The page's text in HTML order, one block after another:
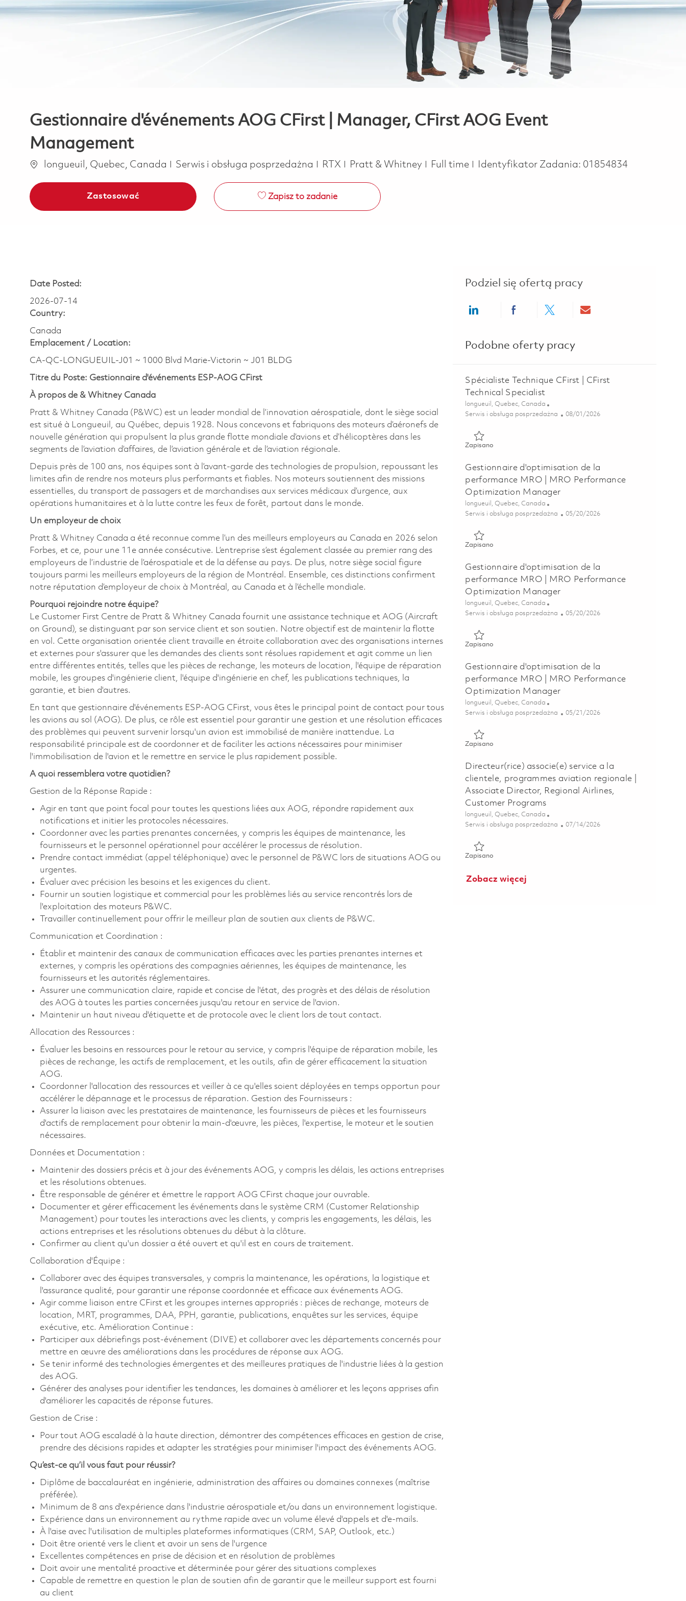
Gestionnaire d'événements AOG CFirst | Manager, CFirst AOG Event
Management
Lokalizacja
longueuil, Quebec, Canada Kategoria
Serwis i obsługa posprzedażna RTX Pratt & Whitney Job Type
Full time Identyfikator Zadania: 01854834
Zastosować Zapisz to zadanie
Date Posted:
2026-07-14
Country:
Canada
Emplacement / Location:
CA-QC-LONGUEUIL-J01 ~ 1000 Blvd Marie-Victorin ~ J01 BLDG
Titre du Poste: Gestionnaire d'événements ESP-AOG CFirst
À propos de & Whitney Canada
Pratt & Whitney Canada (P&WC) est un leader mondial de l’innovation aérospatiale, dont le siège social
est situé à Longueuil, au Québec, depuis 1928. Nous concevons et fabriquons des moteurs d’aéronefs de
nouvelle génération qui propulsent la plus grande flotte mondiale d’avions et d’hélicoptères dans les
segments de l’aviation d’affaires, de l’aviation générale et de l’aviation régionale.
Depuis près de 100 ans, nos équipes sont à l’avant-garde des technologies de propulsion, repoussant les
limites afin de rendre nos moteurs plus performants et fiables. Nos moteurs soutiennent des missions
essentielles, du transport de passagers et de marchandises aux services médicaux d’urgence, aux
opérations humanitaires et à la lutte contre les feux de forêt, partout dans le monde.
Un employeur de choix
Pratt & Whitney Canada a été reconnue comme l’un des meilleurs employeurs au Canada en 2026 selon
Forbes, et ce, pour une 11e année consécutive. L’entreprise s’est également classée au premier rang des
employeurs de l’industrie de l’aérospatiale et de la défense au pays. De plus, notre siège social figure
toujours parmi les meilleurs employeurs de la région de Montréal. Ensemble, ces distinctions confirment
notre réputation d’employeur de choix à Montréal, au Canada et à l’échelle mondiale.
Pourquoi rejoindre notre équipe?
Le Customer First Centre de Pratt & Whitney Canada fournit une assistance technique et AOG (Aircraft
on Ground), se distinguant par son service client et son soutien. Notre objectif est de maintenir la flotte
en vol. Cette organisation orientée client travaille en étroite collaboration avec des organisations internes
et externes pour s'assurer que les demandes des clients sont résolues rapidement et agit comme un lien
entre différentes entités, telles que les pièces de rechange, les moteurs de location, l'équipe de réparation
mobile, les groupes d'ingénierie client, l'équipe d'ingénierie en chef, les publications techniques, la
garantie, et bien d'autres.
En tant que gestionnaire d'événements ESP-AOG CFirst, vous êtes le principal point de contact pour tous
les avions au sol (AOG). De plus, ce rôle est essentiel pour garantir une gestion et une résolution efficaces
des problèmes qui peuvent survenir lorsqu'un avion est immobilisé de manière inattendue. La
responsabilité principale est de coordonner et de faciliter les actions nécessaires pour minimiser
l'immobilisation de l'avion et le remettre en service le plus rapidement possible.
A quoi ressemblera votre quotidien?
Gestion de la Réponse Rapide :
Agir en tant que point focal pour toutes les questions liées aux AOG, répondre rapidement aux
notifications et initier les protocoles nécessaires.
Coordonner avec les parties prenantes concernées, y compris les équipes de maintenance, les
fournisseurs et le personnel opérationnel pour accélérer le processus de résolution.
Prendre contact immédiat (appel téléphonique) avec le personnel de P&WC lors de situations AOG ou
urgentes.
Évaluer avec précision les besoins et les exigences du client.
Fournir un soutien logistique et commercial pour les problèmes liés au service rencontrés lors de
l'exploitation des moteurs P&WC.
Travailler continuellement pour offrir le meilleur plan de soutien aux clients de P&WC.
Communication et Coordination :
Établir et maintenir des canaux de communication efficaces avec les parties prenantes internes et
externes, y compris les opérations des compagnies aériennes, les équipes de maintenance, les
fournisseurs et les autorités réglementaires.
Assurer une communication claire, rapide et concise de l'état, des progrès et des délais de résolution
des AOG à toutes les parties concernées jusqu'au retour en service de l'avion.
Maintenir un haut niveau d'étiquette et de protocole avec le client lors de tout contact.
Allocation des Ressources :
Évaluer les besoins en ressources pour le retour au service, y compris l'équipe de réparation mobile, les
pièces de rechange, les actifs de remplacement, et les outils, afin de gérer efficacement la situation
AOG.
Coordonner l'allocation des ressources et veiller à ce qu'elles soient déployées en temps opportun pour
accélérer le dépannage et le processus de réparation. Gestion des Fournisseurs :
Assurer la liaison avec les prestataires de maintenance, les fournisseurs de pièces et les fournisseurs
d'actifs de remplacement pour obtenir la main-d'œuvre, les pièces, l'expertise, le moteur et le soutien
nécessaires.
Données et Documentation :
Maintenir des dossiers précis et à jour des événements AOG, y compris les délais, les actions entreprises
et les résolutions obtenues.
Être responsable de générer et émettre le rapport AOG CFirst chaque jour ouvrable.
Documenter et gérer efficacement les événements dans le système CRM (Customer Relationship
Management) pour toutes les interactions avec les clients, y compris les engagements, les délais, les
actions entreprises et les résolutions obtenues du début à la clôture.
Confirmer au client qu'un dossier a été ouvert et qu'il est en cours de traitement.
Collaboration d'Équipe :
Collaborer avec des équipes transversales, y compris la maintenance, les opérations, la logistique et
l'assurance qualité, pour garantir une réponse coordonnée et efficace aux événements AOG.
Agir comme liaison entre CFirst et les groupes internes appropriés : pièces de rechange, moteurs de
location, MRT, programmes, DAA, PPH, garantie, publications, enquêtes sur les services, équipe
exécutive, etc. Amélioration Continue :
Participer aux débriefings post-événement (DIVE) et collaborer avec les départements concernés pour
mettre en œuvre des améliorations dans les procédures de réponse aux AOG.
Se tenir informé des technologies émergentes et des meilleures pratiques de l'industrie liées à la gestion
des AOG.
Générer des analyses pour identifier les tendances, les domaines à améliorer et les leçons apprises afin
d'améliorer les capacités de réponse futures.
Gestion de Crise :
Pour tout AOG escaladé à la haute direction, démontrer des compétences efficaces en gestion de crise,
prendre des décisions rapides et adapter les stratégies pour minimiser l'impact des événements AOG.
Qu’est-ce qu’il vous faut pour réussir?
Diplôme de baccalauréat en ingénierie, administration des affaires ou domaines connexes (maîtrise
préférée).
Minimum de 8 ans d'expérience dans l'industrie aérospatiale et/ou dans un environnement logistique.
Expérience dans un environnement au rythme rapide avec un volume élevé d'appels et d'e-mails.
À l'aise avec l'utilisation de multiples plateformes informatiques (CRM, SAP, Outlook, etc.)
Doit être orienté vers le client et avoir un sens de l'urgence
Excellentes compétences en prise de décision et en résolution de problèmes
Doit avoir une mentalité proactive et déterminée pour gérer des situations complexes
Capable de remettre en question le plan de soutien afin de garantir que le meilleur support est fourni
au client
Podziel się ofertą pracy
Share via LinkedInShare via Facebook
Share via twitterShare via email
Podobne oferty pracy
Spécialiste Technique CFirst | CFirst
Technical Specialist
Lokalizacja
longueuil, Quebec, Canada
Kategoria
Serwis i obsługa posprzedażna Posted Date
08/01/2026
Zapisano
Gestionnaire d'optimisation de la
performance MRO | MRO Performance
Optimization Manager
Lokalizacja
longueuil, Quebec, Canada
Kategoria
Serwis i obsługa posprzedażna Posted Date
05/20/2026
Zapisano
Gestionnaire d'optimisation de la
performance MRO | MRO Performance
Optimization Manager
Lokalizacja
longueuil, Quebec, Canada
Kategoria
Serwis i obsługa posprzedażna Posted Date
05/20/2026
Zapisano
Gestionnaire d'optimisation de la
performance MRO | MRO Performance
Optimization Manager
Lokalizacja
longueuil, Quebec, Canada
Kategoria
Serwis i obsługa posprzedażna Posted Date
05/21/2026
Zapisano
Directeur(rice) associe(e) service a la
clientele, programmes aviation regionale |
Associate Director, Regional Airlines,
Customer Programs
Lokalizacja
longueuil, Quebec, Canada
Kategoria
Serwis i obsługa posprzedażna Posted Date
07/14/2026
Zapisano
Zobacz więcej